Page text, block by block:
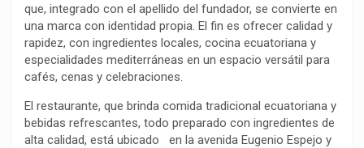
que, integrado con el apellido del fundador, se convierte en
una marca con identidad propia. El fin es ofrecer calidad y
rapidez, con ingredientes locales, cocina ecuatoriana y
especialidades mediterráneas en un espacio versátil para
cafés, cenas y celebraciones.
El restaurante, que brinda comida tradicional ecuatoriana y
bebidas refrescantes, todo preparado con ingredientes de
alta calidad, está ubicado en la avenida Eugenio Espejo y